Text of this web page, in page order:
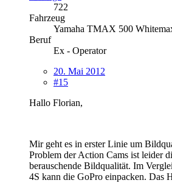
722
Fahrzeug
Yamaha TMAX 500
Beruf
Ex - Operator
20. Mai 2012
#15
Hallo Florian,
Mir geht es in erster Linie um
Problem der Action Cams ist leider
berauschende Bildqualität. Im
4S kann die GoPro einpacken. Das